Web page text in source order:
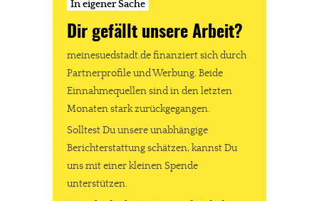
In eigener Sache
Dir gefällt unsere Arbeit?
meinesuedstadt.de finanziert sich durch
Partnerprofile und Werbung. Beide
Einnahmequellen sind in den letzten
Monaten stark zurückgegangen.
Solltest Du unsere unabhängige
Berichterstattung schätzen, kannst Du
uns mit einer kleinen Spende
unterstützen.